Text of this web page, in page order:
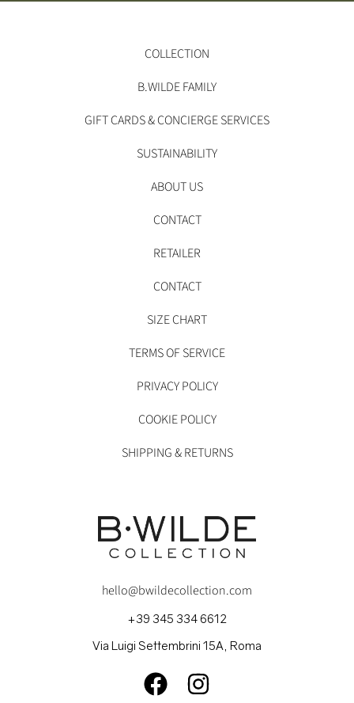
COLLECTION
B.WILDE FAMILY
GIFT CARDS & CONCIERGE SERVICES
SUSTAINABILITY
ABOUT US
CONTACT
RETAILER
CONTACT
SIZE CHART
TERMS OF SERVICE
PRIVACY POLICY
COOKIE POLICY
SHIPPING & RETURNS
hello@bwildecollection.com
+39 345 334 6612
Via Luigi Settembrini 15A, Roma
FACEBOOK